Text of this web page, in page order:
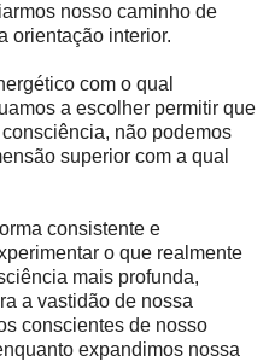
nosso caminho de
orientação interior.
com o qual
a escolher permitir que
não podemos
superior com a qual
consistente e
o que realmente
mais profunda,
a vastidão de nossa
conscientes de nosso
expandimos nossa